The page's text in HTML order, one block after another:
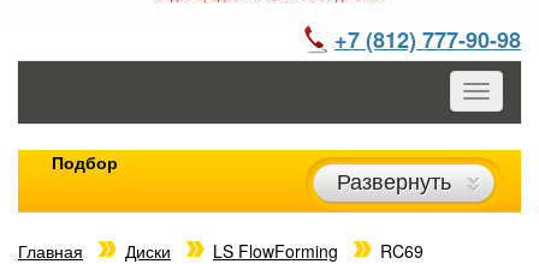
+7 (812) 777-90-98
Toggle
Подбор
Развернуть
Главная Диски LS FlowForming RC69